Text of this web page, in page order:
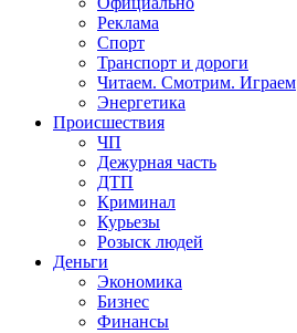
Реклама
Спорт
Транспорт и дороги
Читаем. Смотрим. Играем
Энергетика
Происшествия
ЧП
Дежурная часть
ДТП
Криминал
Курьезы
Розыск людей
Деньги
Экономика
Бизнес
Финансы